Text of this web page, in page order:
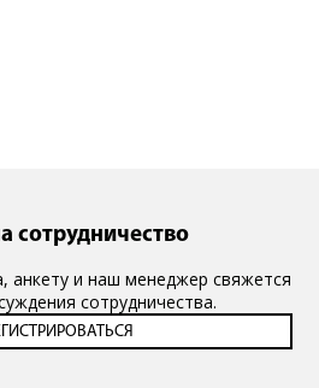
сотрудничество
анкету и наш менеджер свяжется
сотрудничества.